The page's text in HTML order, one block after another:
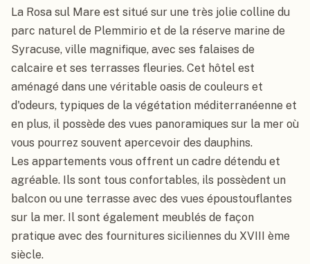
La Rosa sul Mare est situé sur une très jolie colline du
parc naturel de Plemmirio et de la réserve marine de
Syracuse, ville magnifique, avec ses falaises de
calcaire et ses terrasses fleuries. Cet hôtel est
aménagé dans une véritable oasis de couleurs et
d'odeurs, typiques de la végétation méditerranéenne et
en plus, il possède des vues panoramiques sur la mer où
vous pourrez souvent apercevoir des dauphins.
Les appartements vous offrent un cadre détendu et
agréable. Ils sont tous confortables, ils possèdent un
balcon ou une terrasse avec des vues époustouflantes
sur la mer. Il sont également meublés de façon
pratique avec des fournitures siciliennes du XVIII ème
siècle.